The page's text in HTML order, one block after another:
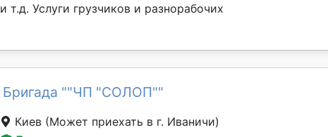
и т.д. Услуги грузчиков и разнорабочих
Бригада ""ЧП "СОЛОП""
Киев (Может приехать в г. Иваничи)